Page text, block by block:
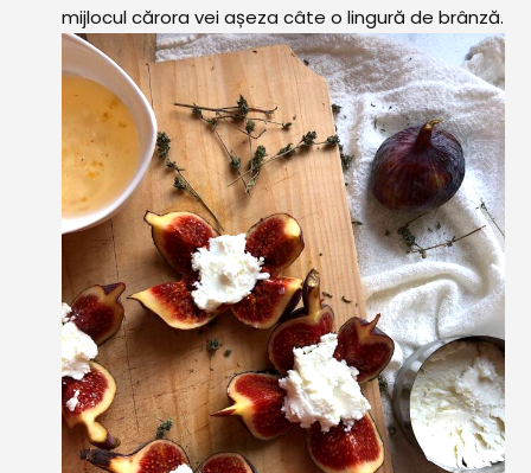
mijlocul cărora vei așeza câte o lingură de brânză.